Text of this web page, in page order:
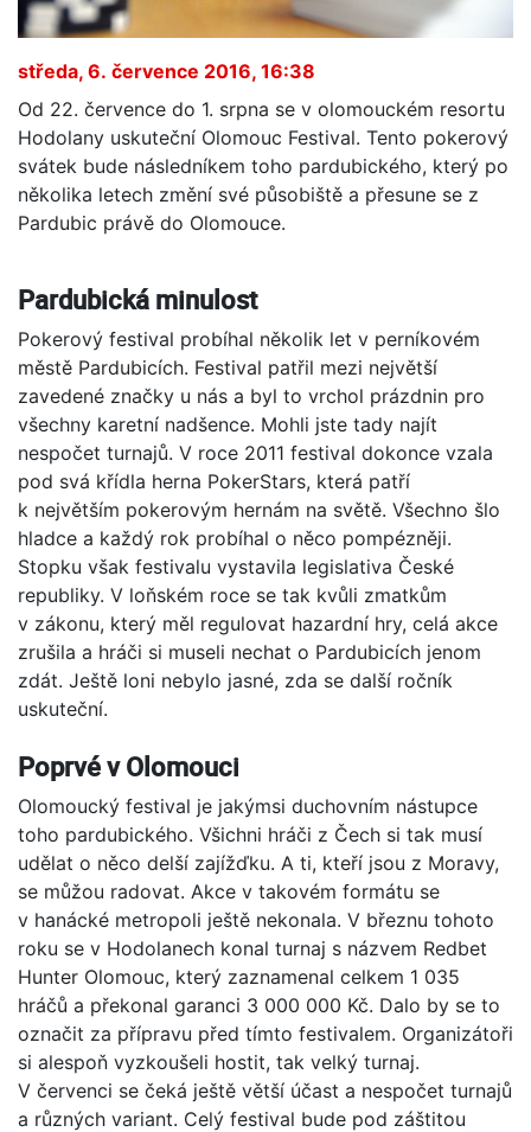
středa, 6. července 2016, 16:38
Od 22. července do 1. srpna se v olomouckém resortu
Hodolany uskuteční Olomouc Festival. Tento pokerový
svátek bude následníkem toho pardubického, který po
několika letech změní své působiště a přesune se z
Pardubic právě do Olomouce.
Pardubická minulost
Pokerový festival probíhal několik let v perníkovém
městě Pardubicích. Festival patřil mezi největší
zavedené značky u nás a byl to vrchol prázdnin pro
všechny karetní nadšence. Mohli jste tady najít
nespočet turnajů. V roce 2011 festival dokonce vzala
pod svá křídla herna PokerStars, která patří
k největším pokerovým hernám na světě. Všechno šlo
hladce a každý rok probíhal o něco pompézněji.
Stopku však festivalu vystavila legislativa České
republiky. V loňském roce se tak kvůli zmatkům
v zákonu, který měl regulovat hazardní hry, celá akce
zrušila a hráči si museli nechat o Pardubicích jenom
zdát. Ještě loni nebylo jasné, zda se další ročník
uskuteční.
Poprvé v Olomouci
Olomoucký festival je jakýmsi duchovním nástupce
toho pardubického. Všichni hráči z Čech si tak musí
udělat o něco delší zajížďku. A ti, kteří jsou z Moravy,
se můžou radovat. Akce v takovém formátu se
v hanácké metropoli ještě nekonala. V březnu tohoto
roku se v Hodolanech konal turnaj s názvem Redbet
Hunter Olomouc, který zaznamenal celkem 1 035
hráčů a překonal garanci 3 000 000 Kč. Dalo by se to
označit za přípravu před tímto festivalem. Organizátoři
si alespoň vyzkoušeli hostit, tak velký turnaj.
V červenci se čeká ještě větší účast a nespočet turnajů
a různých variant. Celý festival bude pod záštitou